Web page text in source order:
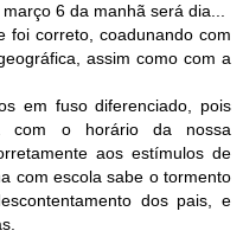
6 da manhã será dia...
foi correto, coadunando com
assim como com a
em fuso diferenciado, pois
com o horário da nossa
aos estímulos de
com escola sabe o tormento
dos pais, e